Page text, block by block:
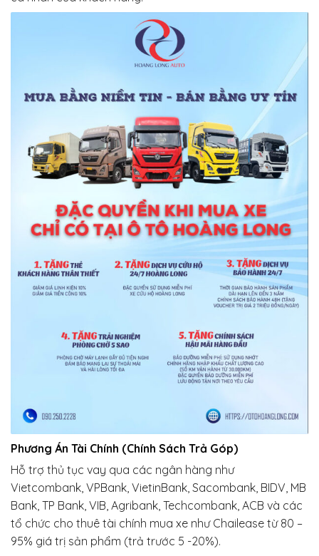
Phương Án Tài Chính (Chính Sách Trả Góp)
Hỗ trợ thủ tục vay qua các ngân hàng như
Vietcombank, VPBank, VietinBank, Sacombank, BIDV, MB
Bank, TP Bank, VIB, Agribank, Techcombank, ACB và các
tổ chức cho thuê tài chính mua xe như Chailease từ 80 –
95% giá trị sản phẩm (trả trước 5 -20%).